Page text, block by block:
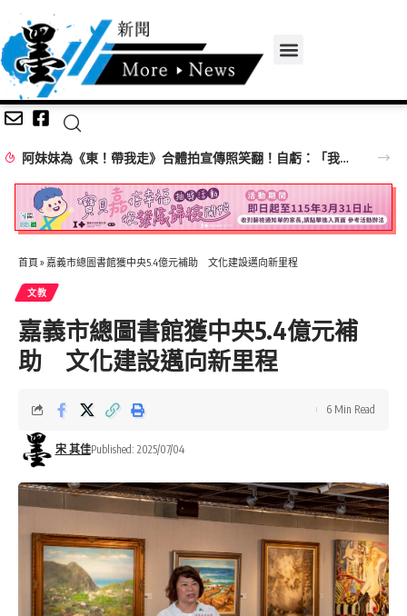
阿妹妹為《東！帶我走》合體拍宣傳照笑翻！自虧：「我們有生鏽嗎？」 30年後竟變肚子先碰肚子
首頁 » 嘉義市總圖書館獲中央5.4億元補助 文化建設邁向新里程
文教
嘉義市總圖書館獲中央5.4億元補
助 文化建設邁向新里程
宋 其佳Published: 2025/07/04
6 Min Read